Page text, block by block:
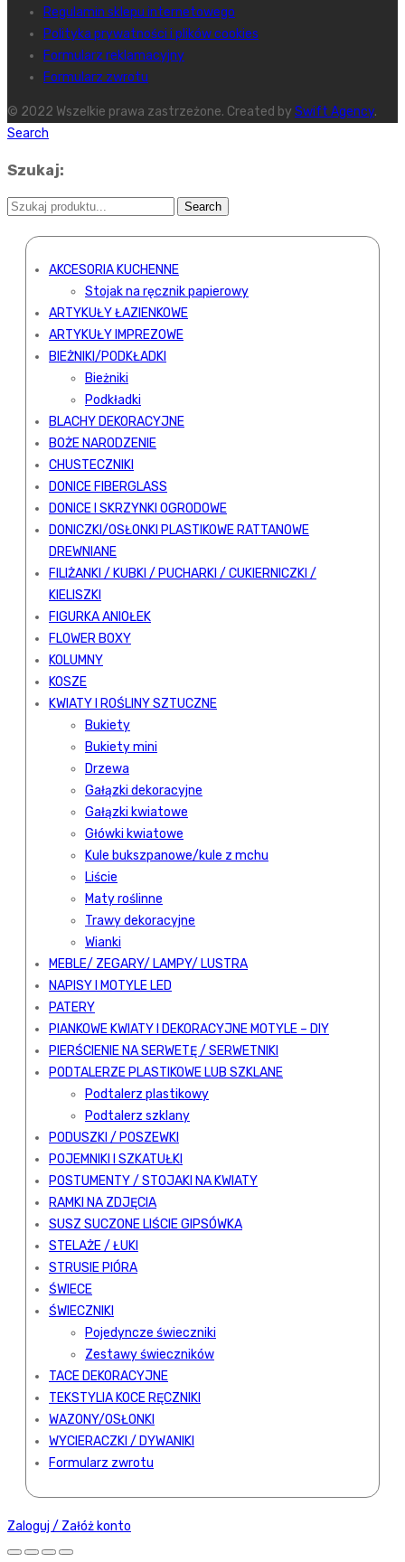
Regulamin sklepu internetowego
Polityka prywatności i plików cookies
Formularz reklamacyjny
Formularz zwrotu
© 2022 Wszelkie prawa zastrzeżone. Created by Swift Agency.
Search
Szukaj:
AKCESORIA KUCHENNE
Stojak na ręcznik papierowy
ARTYKUŁY ŁAZIENKOWE
ARTYKUŁY IMPREZOWE
BIEŻNIKI/PODKŁADKI
Bieżniki
Podkładki
BLACHY DEKORACYJNE
BOŻE NARODZENIE
CHUSTECZNIKI
DONICE FIBERGLASS
DONICE I SKRZYNKI OGRODOWE
DONICZKI/OSŁONKI PLASTIKOWE RATTANOWE
DREWNIANE
FILIŻANKI / KUBKI / PUCHARKI / CUKIERNICZKI /
KIELISZKI
FIGURKA ANIOŁEK
FLOWER BOXY
KOLUMNY
KOSZE
KWIATY I ROŚLINY SZTUCZNE
Bukiety
Bukiety mini
Drzewa
Gałązki dekoracyjne
Gałązki kwiatowe
Główki kwiatowe
Kule bukszpanowe/kule z mchu
Liście
Maty roślinne
Trawy dekoracyjne
Wianki
MEBLE/ ZEGARY/ LAMPY/ LUSTRA
NAPISY I MOTYLE LED
PATERY
PIANKOWE KWIATY I DEKORACYJNE MOTYLE – DIY
PIERŚCIENIE NA SERWETĘ / SERWETNIKI
PODTALERZE PLASTIKOWE LUB SZKLANE
Podtalerz plastikowy
Podtalerz szklany
PODUSZKI / POSZEWKI
POJEMNIKI I SZKATUŁKI
POSTUMENTY / STOJAKI NA KWIATY
RAMKI NA ZDJĘCIA
SUSZ SUCZONE LIŚCIE GIPSÓWKA
STELAŻE / ŁUKI
STRUSIE PIÓRA
ŚWIECE
ŚWIECZNIKI
Pojedyncze świeczniki
Zestawy świeczników
TACE DEKORACYJNE
TEKSTYLIA KOCE RĘCZNIKI
WAZONY/OSŁONKI
WYCIERACZKI / DYWANIKI
Formularz zwrotu
Zaloguj / Załóż konto